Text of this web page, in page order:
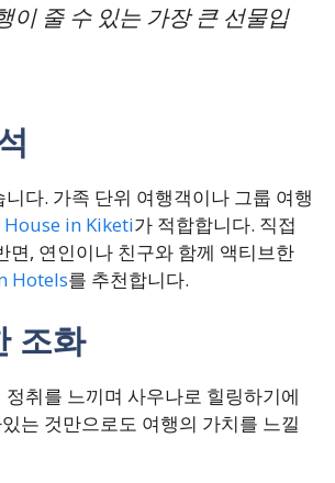
이 줄 수 있는 가장 큰 선물입
다. 가족 단위 여행객이나 그룹 여행
in Kiketi가 적합합니다. 직접
면, 연인이나 친구와 함께 액티브한
Hotels를 추천합니다.
조화
취를 느끼며 사우나로 힐링하기에
는 것만으로도 여행의 가치를 느낄